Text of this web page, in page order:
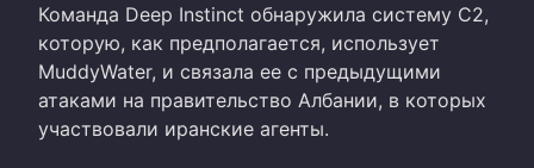
Команда Deep Instinct обнаружила систему C2,
которую, как предполагается, использует
MuddyWater, и связала ее с предыдущими
атаками на правительство Албании, в которых
участвовали иранские агенты.